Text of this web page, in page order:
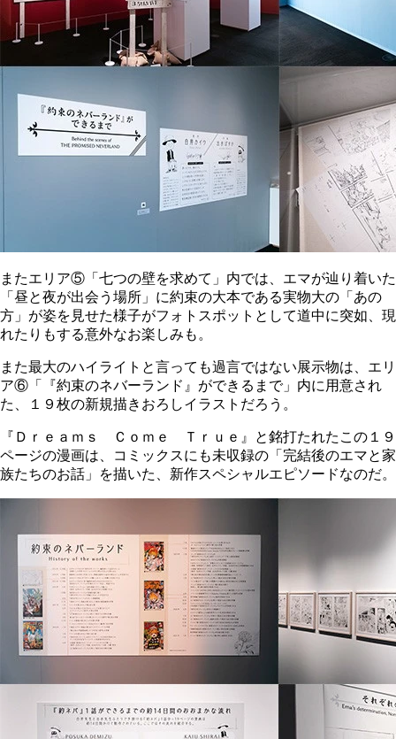
またエリア⑤「七つの壁を求めて」内では、エマが辿り着いた
「昼と夜が出会う場所」に約束の大本である実物大の「あの
方」が姿を見せた様子がフォトスポットとして道中に突如、現
れたりもする意外なお楽しみも。
また最大のハイライトと言っても過言ではない展示物は、エリ
ア⑥「『約束のネバーランド』ができるまで」内に用意され
た、１９枚の新規描きおろしイラストだろう。
『Ｄｒｅａｍｓ Ｃｏｍｅ Ｔｒｕｅ』と銘打たれたこの１９
ページの漫画は、コミックスにも未収録の「完結後のエマと家
族たちのお話」を描いた、新作スペシャルエピソードなのだ。